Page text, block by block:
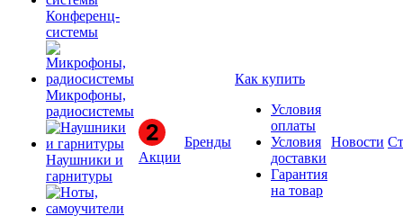
Конференц-
системы
Микрофоны,
радиосистемы
Наушники и
гарнитуры
Акции
Бренды
Как купить
Условия
оплаты
Условия
доставки
Гарантия
на товар
Новости